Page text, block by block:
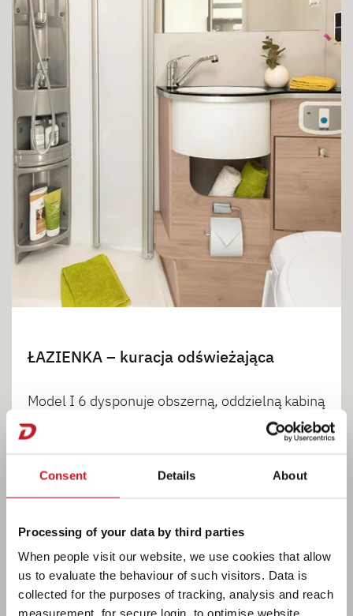
Consent Details About
Processing of your data by third parties
When people visit our website, we use cookies that allow
us to evaluate the behaviour of such visitors. Data is
collected for the purposes of tracking, analysis and reach
measurement, for secure login, to optimise website
ŁAZIENKA – kuracja odświeżająca
Model I 6 dysponuje obszerną, oddzielną kabiną
prysznicową, łatwo dostępną umywalką i dużą
ilością miejsca do przechowywania • I 6
1 2